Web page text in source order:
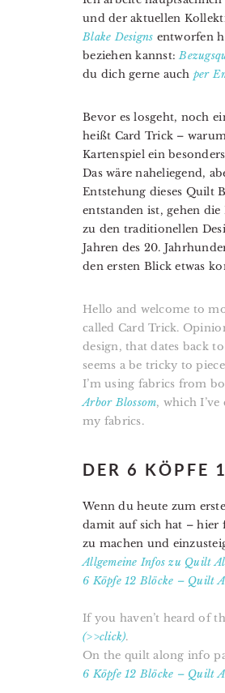
und der aktuellen
Blake Designs entworfen
beziehen kannst:
du dich gerne auch per
Bevor es losgeht, noch
heißt Card Trick –
Kartenspiel ein
Das wäre naheliegend,
Entstehung dieses Quilt
entstanden ist, gehen
zu den traditionellen
Jahren des 20.
den ersten Blick etwas
Hello and welcome to
called Card Trick.
design, that dates back
seems a be tricky to
I’m using fabrics from
Arbor Blossom, which
my fabrics.
DER 6 KÖPFE
Wenn du heute zum
damit auf sich hat – hier
zu machen und
Allgemeine Infos zu Quilt
6 Köpfe 12 Blöcke – Quilt
If you haven’t heard of
(>>click).
On the quilt along info
6 Köpfe 12 Blöcke – Quilt